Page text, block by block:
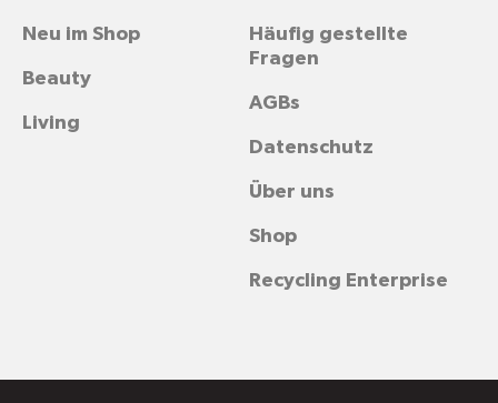
Häufig gestellte
Fragen
AGBs
Datenschutz
Über uns
Shop
Recycling Enterprise
Neu im Shop
Beauty
Living